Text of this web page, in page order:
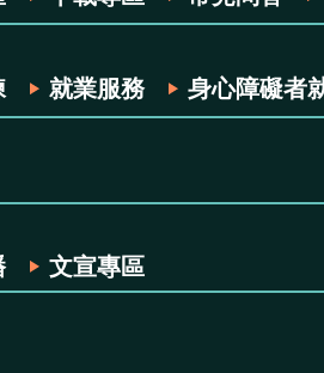
就業服務 身心障礙者
文宣專區